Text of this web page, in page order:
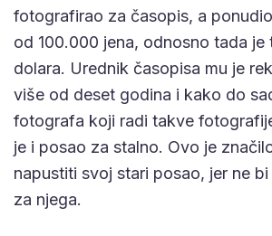
fotografirao za časopis, a
od 100.000 jena, odnosno tada je
dolara. Urednik časopisa mu je
više od deset godina i kako do
fotografa koji radi takve
je i posao za stalno. Ovo je
napustiti svoj stari posao, jer ne
za njega.